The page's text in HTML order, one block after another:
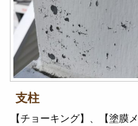
支柱
【チョーキング】、【塗膜メ